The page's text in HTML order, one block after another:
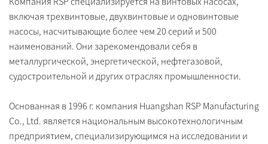
включая трехвинтовые, двухвинтовые и одновинтовые
насосы, насчитывающие более чем 20 серий и 500
наименований. Они зарекомендовали себя в
металлургической, энергетической, нефтегазовой,
судостроительной и других отраслях промышленности.
Основанная в 1996 г. компания Huangshan RSP Manufacturing
Co., Ltd. является национальным высокотехнологичным
предприятием, специализирующимся на исследовании и